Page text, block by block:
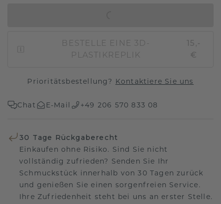
BESTELLE EINE 3D-
PLASTIKREPLIK
15,-
€
Prioritätsbestellung? Kontaktiere Sie uns
Chat E-Mail +49 206 570 833 08
30 Tage Rückgaberecht
Einkaufen ohne Risiko. Sind Sie nicht
vollständig zufrieden? Senden Sie Ihr
Schmuckstück innerhalb von 30 Tagen zurück
und genießen Sie einen sorgenfreien Service.
Ihre Zufriedenheit steht bei uns an erster Stelle.